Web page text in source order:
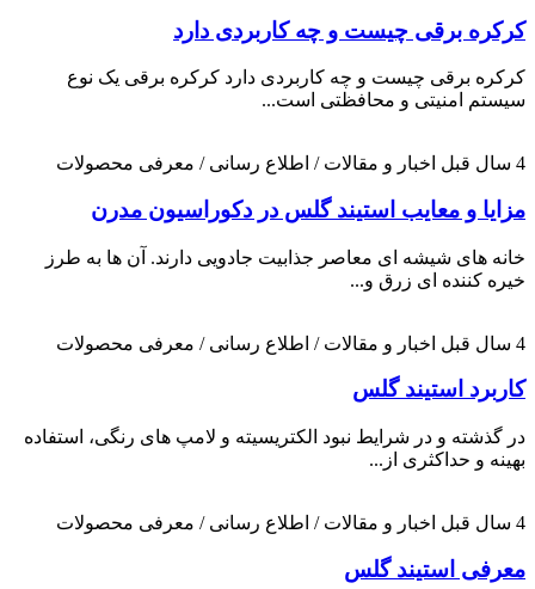
کرکره برقی چیست و چه کاربردی دارد
کرکره برقی چیست و چه کاربردی دارد کرکره برقی یک نوع
سیستم امنیتی و محافظتی است...
4 سال قبل اخبار و مقالات / اطلاع رسانی / معرفی محصولات
مزایا و معایب استیند گلس در دکوراسیون مدرن
خانه های شیشه ای معاصر جذابیت جادویی دارند. آن ها به طرز
خیره کننده ای زرق و...
4 سال قبل اخبار و مقالات / اطلاع رسانی / معرفی محصولات
کاربرد استیند گلس
در گذشته و در شرایط نبود الکتریسیته و لامپ های رنگی، استفاده
بهینه و حداکثری از...
4 سال قبل اخبار و مقالات / اطلاع رسانی / معرفی محصولات
معرفی استیند گلس